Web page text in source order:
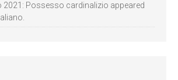
2021: Possesso cardinalizio appeared